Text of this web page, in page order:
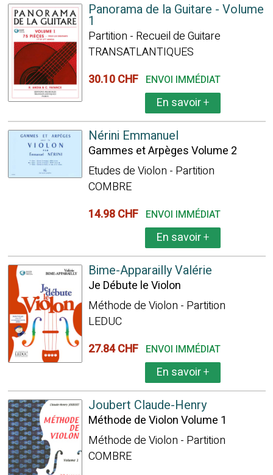
Panorama de la Guitare - Volume
1
Partition - Recueil de Guitare
TRANSATLANTIQUES
30.10 CHF ENVOI IMMÉDIAT
En savoir+
Nérini Emmanuel
Gammes et Arpèges Volume 2
Etudes de Violon - Partition
COMBRE
14.98 CHF ENVOI IMMÉDIAT
En savoir+
Bime-Apparailly Valérie
Je Débute le Violon
Méthode de Violon - Partition
LEDUC
27.84 CHF ENVOI IMMÉDIAT
En savoir+
Joubert Claude-Henry
Méthode de Violon Volume 1
Méthode de Violon - Partition
COMBRE